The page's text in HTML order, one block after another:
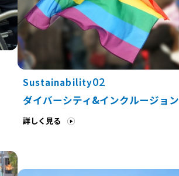
Sustainability02
ダイバーシティ&インクルージョン
詳しく見る